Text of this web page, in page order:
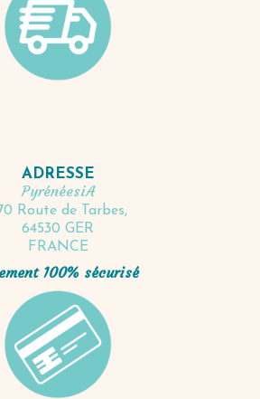
ADRESSE
PyrénéesiA
Route de Tarbes,
64530 GER
FRANCE
100% sécurisé